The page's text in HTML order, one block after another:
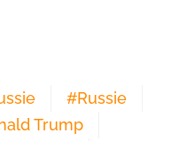
#Russie
Trump